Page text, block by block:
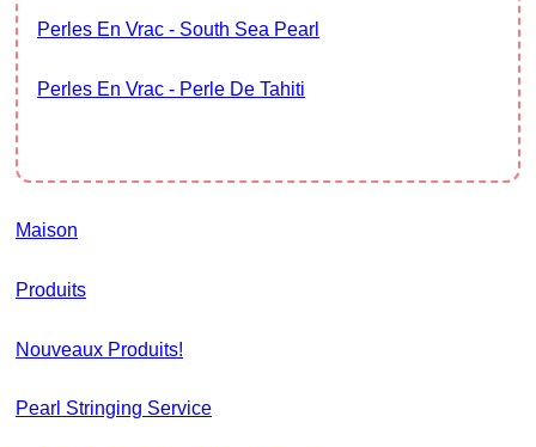
Perles En Vrac - South Sea Pearl
Perles En Vrac - Perle De Tahiti
Maison
Produits
Nouveaux Produits!
Pearl Stringing Service